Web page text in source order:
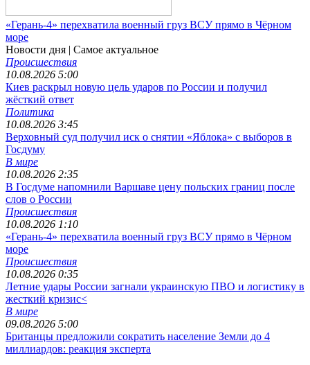
«Герань-4» перехватила военный груз ВСУ прямо в Чёрном
море
Новости дня | Самое актуальное
Происшествия
10.08.2026 5:00
Киев раскрыл новую цель ударов по России и получил
жёсткий ответ
Политика
10.08.2026 3:45
Верховный суд получил иск о снятии «Яблока» с выборов в
Госдуму
В мире
10.08.2026 2:35
В Госдуме напомнили Варшаве цену польских границ после
слов о России
Происшествия
10.08.2026 1:10
«Герань-4» перехватила военный груз ВСУ прямо в Чёрном
море
Происшествия
10.08.2026 0:35
Летние удары России загнали украинскую ПВО и логистику в
жесткий кризис<
В мире
09.08.2026 5:00
Британцы предложили сократить население Земли до 4
миллиардов: реакция эксперта